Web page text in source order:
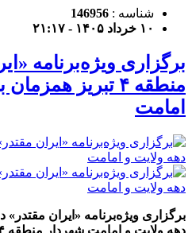
شناسه : 146956
۱۰ خرداد ۱۴۰۵ - ۲۱:۱۷
برگزاری ویژه‌برنامه
منطقه ۴ تبریز
امامت